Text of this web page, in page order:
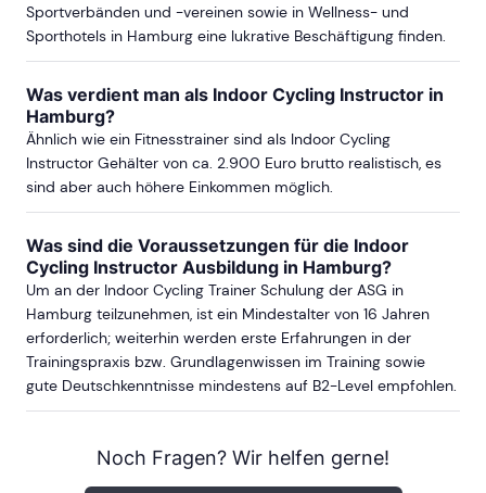
Sportverbänden und -vereinen sowie in Wellness- und
Sporthotels in Hamburg eine lukrative Beschäftigung finden.
Was verdient man als Indoor Cycling Instructor in
Hamburg?
Ähnlich wie ein Fitnesstrainer sind als Indoor Cycling
Instructor Gehälter von ca. 2.900 Euro brutto realistisch, es
sind aber auch höhere Einkommen möglich.
Was sind die Voraussetzungen für die Indoor
Cycling Instructor Ausbildung in Hamburg?
Um an der Indoor Cycling Trainer Schulung der ASG in
Hamburg teilzunehmen, ist ein Mindestalter von 16 Jahren
erforderlich; weiterhin werden erste Erfahrungen in der
Trainingspraxis bzw. Grundlagenwissen im Training sowie
gute Deutschkenntnisse mindestens auf B2-Level empfohlen.
Noch Fragen? Wir helfen gerne!